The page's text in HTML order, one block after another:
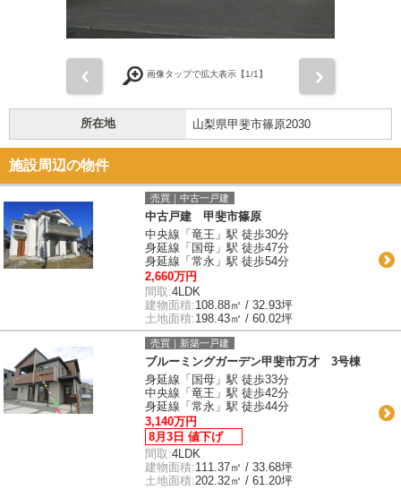
画像タップで拡大表示【1/1】
所在地 山梨県甲斐市篠原2030
施設周辺の物件
売買｜中古一戸建
中古戸建 甲斐市篠原
中央線「竜王」駅 徒歩30分
身延線「国母」駅 徒歩47分
身延線「常永」駅 徒歩54分
2,660万円
間取:4LDK
建物面積:108.88㎡ / 32.93坪
土地面積:198.43㎡ / 60.02坪
売買｜新築一戸建
ブルーミングガーデン甲斐市万才 3号棟
身延線「国母」駅 徒歩33分
中央線「竜王」駅 徒歩42分
身延線「常永」駅 徒歩44分
3,140万円
8月3日 値下げ
間取:4LDK
建物面積:111.37㎡ / 33.68坪
土地面積:202.32㎡ / 61.20坪